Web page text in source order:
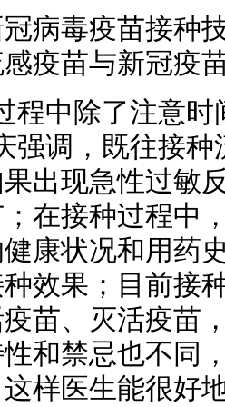
毒疫苗接种技
疫苗与新冠疫
中除了注意时
强调，既往接
出现急性过敏
在接种过程中
康状况和用药
效果；目前接
苗、灭活疫苗
性和禁忌也不同
这样医生能很好